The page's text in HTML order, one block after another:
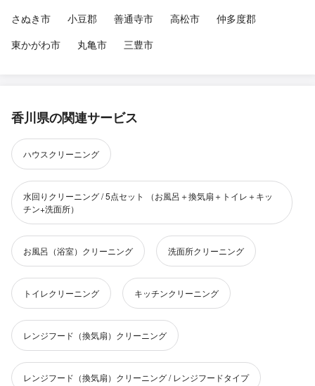
さぬき市
小豆郡 善通寺市 高松市
仲多度郡
東かがわ市
丸亀市 三豊市
香川県の関連サービス
ハウスクリーニング
水回りクリーニング / 5点セット （お風呂＋換気扇＋トイレ＋キッ
チン+洗面所）
お風呂（浴室）クリーニング 洗面所クリーニング
トイレクリーニング キッチンクリーニング
レンジフード（換気扇）クリーニング
レンジフード（換気扇）クリーニング / レンジフードタイプ